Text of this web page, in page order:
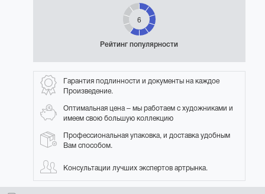
6
Рейтинг популярности
Гарантия подлинности и документы на каждое
Произведение.
Оптимальная цена – мы работаем с художниками и
имеем свою большую коллекцию
Профессиональная упаковка, и доставка удобным
Вам способом.
Консультации лучших экспертов артрынка.